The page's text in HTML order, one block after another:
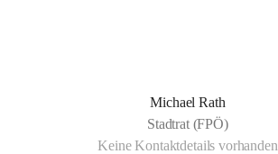
Michael Rath
Stadtrat (FPÖ)
Keine Kontaktdetails vorhanden